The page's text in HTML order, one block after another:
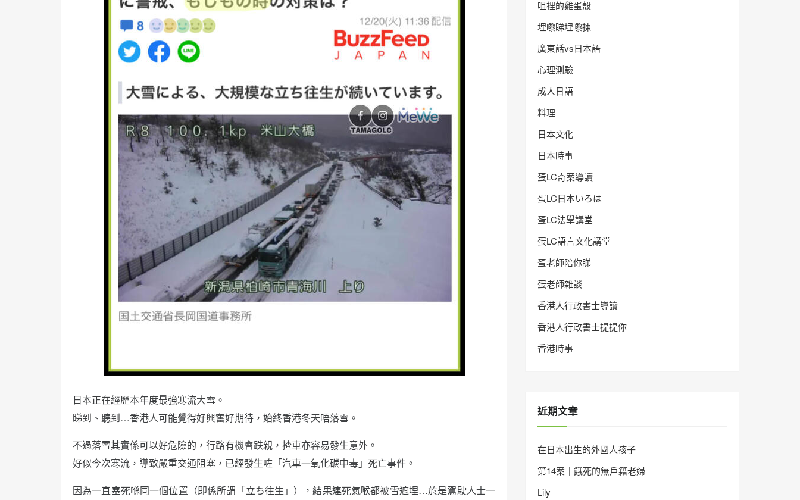
日本正在經歷本年度最強寒流大雪。
睇到、聽到…香港人可能覺得好興奮好期待，始終香港冬天唔落雪。
不過落雪其實係可以好危險的，行路有機會跌親，揸車亦容易發生意外。
好似今次寒流，導致嚴重交通阻塞，已經發生咗「汽車一氧化碳中毒」死亡事件。
因為一直塞死喺同一個位置（即係所謂「立ち往生」），結果連死氣喉都被雪遮埋…於是駕駛人士一
咀裡的雞蛋殼
埋嚟睇埋嚟揀
廣東話vs日本語
心理測驗
成人日語
料理
日本文化
日本時事
蛋LC奇案導讀
蛋LC日本いろは
蛋LC法學講堂
蛋LC語言文化講堂
蛋老師陪你睇
蛋老師雜談
香港人行政書士導讀
香港人行政書士提提你
香港時事
近期文章
在日本出生的外國人孩子
第14案｜餓死的無戶籍老婦
Lily